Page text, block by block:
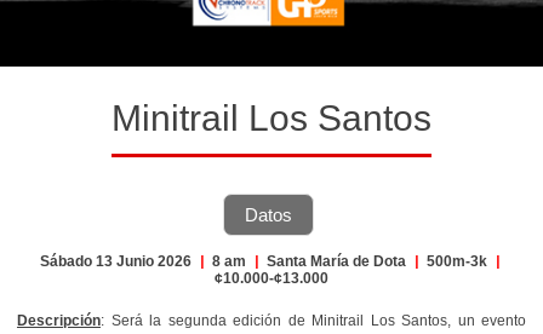
Minitrail Los Santos
Datos
Sábado 13 Junio 2026 | 8 am | Santa María de Dota | 500m-3k |
¢10.000-¢13.000
Descripción: Será la segunda edición de Minitrail Los Santos, un evento